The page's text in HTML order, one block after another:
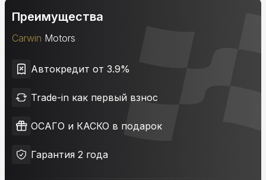
Преимущества
Carwin Motors
Автокредит от 3.9%
Trade-in как первый взнос
ОСАГО и КАСКО в подарок
Гарантия 2 года